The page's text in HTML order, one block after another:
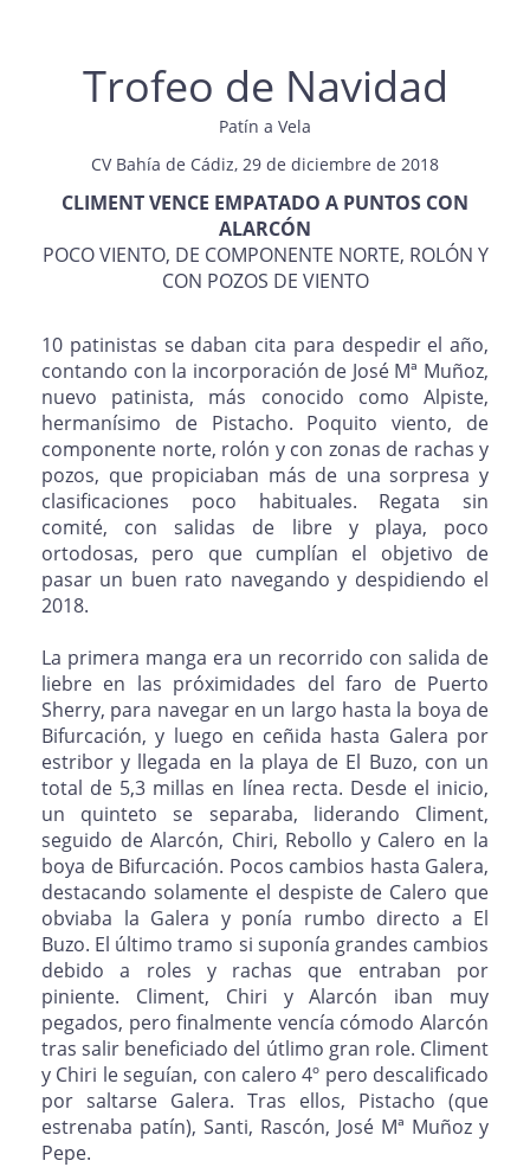
Trofeo de Navidad
Patín a Vela
CV Bahía de Cádiz, 29 de diciembre de 2018
CLIMENT VENCE EMPATADO A PUNTOS CON
ALARCÓN
POCO VIENTO, DE COMPONENTE NORTE, ROLÓN Y
CON POZOS DE VIENTO
10 patinistas se daban cita para despedir el año,
contando con la incorporación de José Mª Muñoz,
nuevo patinista, más conocido como Alpiste,
hermanísimo de Pistacho. Poquito viento, de
componente norte, rolón y con zonas de rachas y
pozos, que propiciaban más de una sorpresa y
clasificaciones poco habituales. Regata sin
comité, con salidas de libre y playa, poco
ortodosas, pero que cumplían el objetivo de
pasar un buen rato navegando y despidiendo el
2018.
La primera manga era un recorrido con salida de
liebre en las próximidades del faro de Puerto
Sherry, para navegar en un largo hasta la boya de
Bifurcación, y luego en ceñida hasta Galera por
estribor y llegada en la playa de El Buzo, con un
total de 5,3 millas en línea recta. Desde el inicio,
un quinteto se separaba, liderando Climent,
seguido de Alarcón, Chiri, Rebollo y Calero en la
boya de Bifurcación. Pocos cambios hasta Galera,
destacando solamente el despiste de Calero que
obviaba la Galera y ponía rumbo directo a El
Buzo. El último tramo si suponía grandes cambios
debido a roles y rachas que entraban por
piniente. Climent, Chiri y Alarcón iban muy
pegados, pero finalmente vencía cómodo Alarcón
tras salir beneficiado del útlimo gran role. Climent
y Chiri le seguían, con calero 4º pero descalificado
por saltarse Galera. Tras ellos, Pistacho (que
estrenaba patín), Santi, Rascón, José Mª Muñoz y
Pepe.